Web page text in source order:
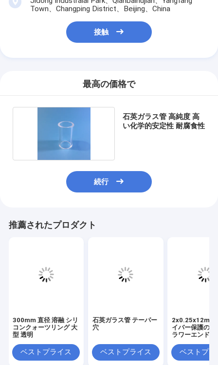
Town、Changping District、Beijing、China
接触
最高の価格で
石英ガラス管 高純度 高
い化学的安定性 耐腐食性
続行
推薦されたプロダクト
300mm 直径 溶融 シリ
コンクォーツリング 大
型 透明
ベストプライス
石英ガラス管 テーパー
穴
ベストプライス
2x0.25x12mm
イバー保護のた
ラワーエンドク
ベストプラ